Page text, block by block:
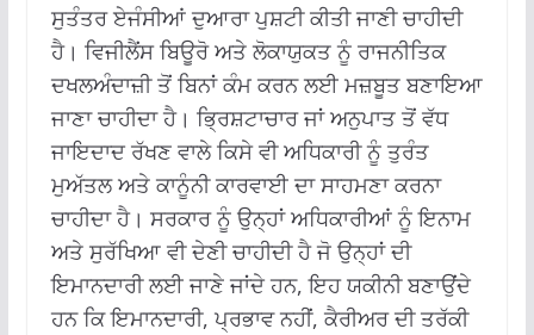
ਸੁਤੰਤਰ ਏਜੰਸੀਆਂ ਦੁਆਰਾ ਪੁਸ਼ਟੀ ਕੀਤੀ ਜਾਣੀ ਚਾਹੀਦੀ
ਹੈ। ਵਿਜੀਲੈਂਸ ਬਿਊਰੋ ਅਤੇ ਲੋਕਾਯੁਕਤ ਨੂੰ ਰਾਜਨੀਤਿਕ
ਦਖਲਅੰਦਾਜ਼ੀ ਤੋਂ ਬਿਨਾਂ ਕੰਮ ਕਰਨ ਲਈ ਮਜ਼ਬੂਤ ​​ਬਣਾਇਆ
ਜਾਣਾ ਚਾਹੀਦਾ ਹੈ। ਭ੍ਰਿਸ਼ਟਾਚਾਰ ਜਾਂ ਅਨੁਪਾਤ ਤੋਂ ਵੱਧ
ਜਾਇਦਾਦ ਰੱਖਣ ਵਾਲੇ ਕਿਸੇ ਵੀ ਅਧਿਕਾਰੀ ਨੂੰ ਤੁਰੰਤ
ਮੁਅੱਤਲ ਅਤੇ ਕਾਨੂੰਨੀ ਕਾਰਵਾਈ ਦਾ ਸਾਹਮਣਾ ਕਰਨਾ
ਚਾਹੀਦਾ ਹੈ। ਸਰਕਾਰ ਨੂੰ ਉਨ੍ਹਾਂ ਅਧਿਕਾਰੀਆਂ ਨੂੰ ਇਨਾਮ
ਅਤੇ ਸੁਰੱਖਿਆ ਵੀ ਦੇਣੀ ਚਾਹੀਦੀ ਹੈ ਜੋ ਉਨ੍ਹਾਂ ਦੀ
ਇਮਾਨਦਾਰੀ ਲਈ ਜਾਣੇ ਜਾਂਦੇ ਹਨ, ਇਹ ਯਕੀਨੀ ਬਣਾਉਂਦੇ
ਹਨ ਕਿ ਇਮਾਨਦਾਰੀ, ਪ੍ਰਭਾਵ ਨਹੀਂ, ਕੈਰੀਅਰ ਦੀ ਤਰੱਕੀ